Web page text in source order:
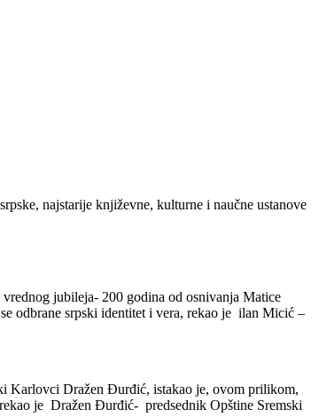
najstarije književne, kulturne i naučne ustanove
jubileja- 200 godina od osnivanja Matice
odbrane srpski identitet i vera, rekao je ilan Micić –
Karlovci Dražen Đurđić, istakao je, ovom prilikom,
je Dražen Đurđić- predsednik Opštine Sremski